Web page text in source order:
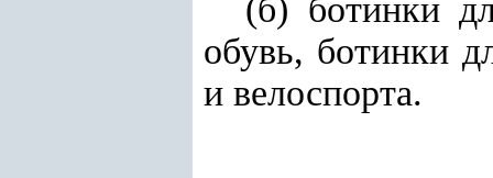
(б) ботинки
обувь, ботинки
и велоспорта.